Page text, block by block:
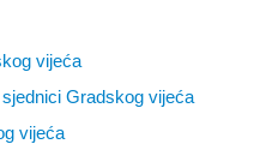
vijeća
Gradskog vijeća
vijeća